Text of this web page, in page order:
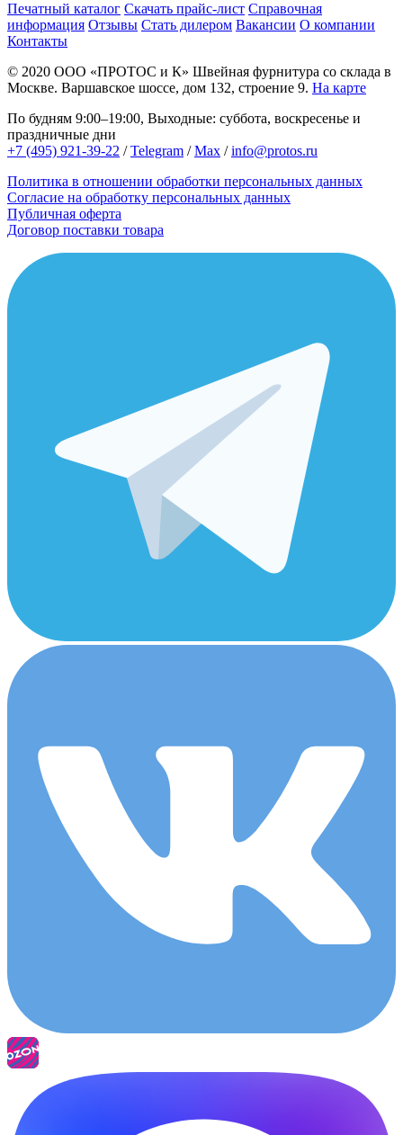
Печатный каталог Скачать прайс-лист Справочная
информация Отзывы Стать дилером Вакансии О компании
Контакты
© 2020 ООО «ПРОТОС и К» Швейная фурнитура со склада в
Москве. Варшавское шоссе, дом 132, строение 9. На карте
По будням 9:00–19:00, Выходные: суббота, воскресенье и
праздничные дни
+7 (495) 921-39-22 /Telegram /Max /info@protos.ru
Политика в отношении обработки персональных данных
Согласие на обработку персональных данных
Публичная оферта
Договор поставки товара